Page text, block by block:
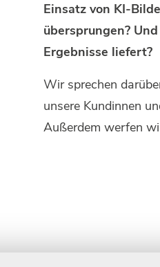
Einsatz von KI-
übersprungen?
Ergebnisse liefert?
Wir sprechen
unsere Kundinnen
Außerdem werfen